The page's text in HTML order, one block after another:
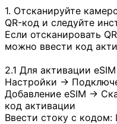
1. Отсканируйте
QR-код и следуйте
Если отсканировать
можно ввести код
2.1 Для активации
Настройки ->
Добавление eSIM ->
код активации
Ввести стоку с кодом: